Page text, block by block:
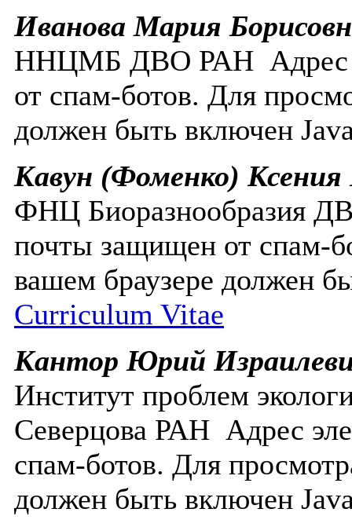
Иванова Мария
ННЦМБ ДВО РАН
от спам-ботов. Для
должен быть включен
Кавун (Фоменко) Ксения
ФНЦ Биоразнообразия
почты защищен от спам-
вашем браузере должен
Curriculum Vitae
Кантор Юрий
Институт проблем
Северцова РАН Адрес
спам-ботов. Для
должен быть включен